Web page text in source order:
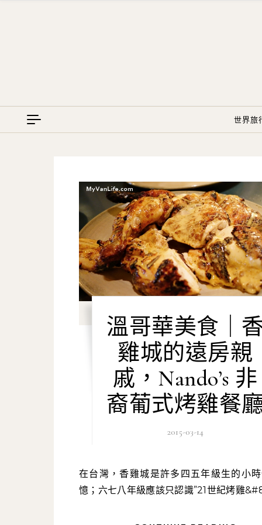
世界旅
溫哥華美食｜香
雞城的遠房親
戚，Nando’s 非
裔葡式烤雞餐
2015-03-14
在台灣，香雞城是許多四五年級生的小時候的回
憶；六七八年級應該只認識”21世紀烤雞